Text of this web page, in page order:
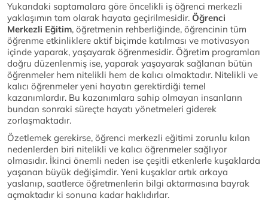
Yukarıdaki saptamalara göre öncelikli iş öğrenci merkezli
yaklaşımın tam olarak hayata geçirilmesidir. Öğrenci
Merkezli Eğitim, öğretmenin rehberliğinde, öğrencinin tüm
öğrenme etkinliklere aktif biçimde katılması ve motivasyon
içinde yaparak, yaşayarak öğrenmesidir. Öğretim programları
doğru düzenlenmiş ise, yaparak yaşayarak sağlanan bütün
öğrenmeler hem nitelikli hem de kalıcı olmaktadır. Nitelikli ve
kalıcı öğrenmeler yeni hayatın gerektirdiği temel
kazanımlardır. Bu kazanımlara sahip olmayan insanların
bundan sonraki süreçte hayatı yönetmeleri giderek
zorlaşmaktadır.
Özetlemek gerekirse, öğrenci merkezli eğitimi zorunlu kılan
nedenlerden biri nitelikli ve kalıcı öğrenmeler sağlıyor
olmasıdır. İkinci önemli neden ise çeşitli etkenlerle kuşaklarda
yaşanan büyük değişimdir. Yeni kuşaklar artık arkaya
yaslanıp, saatlerce öğretmenlerin bilgi aktarmasına bayrak
açmaktadır ki sonuna kadar haklıdırlar.